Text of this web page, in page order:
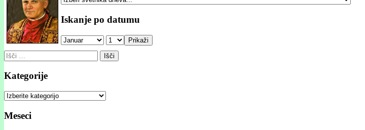
Iskanje po datumu
Prikaži
Išči:
Kategorije
Kategorije
Meseci